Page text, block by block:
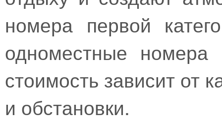
номера первой
одноместные
стоимость зависит от
и обстановки.